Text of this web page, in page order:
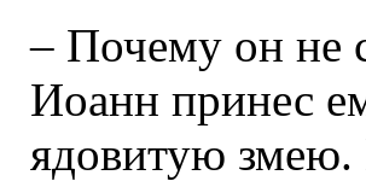
– Почему он не
Иоанн принес
ядовитую змею.